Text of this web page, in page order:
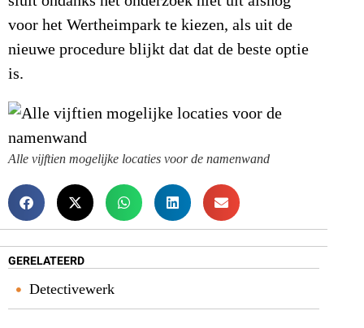
voor het Wertheimpark te kiezen, als uit de
nieuwe procedure blijkt dat dat de beste optie
is.
Alle vijftien mogelijke locaties voor de namenwand
GERELATEERD
Detectivewerk